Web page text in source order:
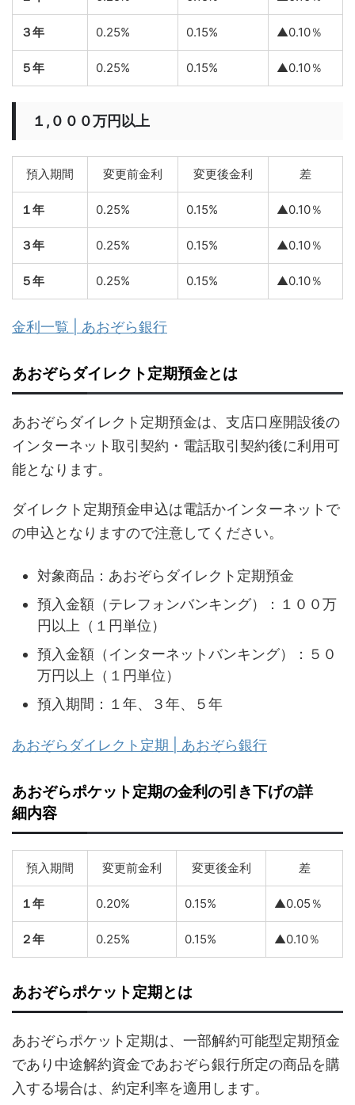
３年 0.25% 0.15% ▲0.10％
５年 0.25% 0.15% ▲0.10％
１,０００万円以上
預入期間 変更前金利 変更後金利 差
１年 0.25% 0.15% ▲0.10％
３年 0.25% 0.15% ▲0.10％
５年 0.25% 0.15% ▲0.10％
金利一覧 | あおぞら銀行
あおぞらダイレクト定期預金とは
あおぞらダイレクト定期預金は、支店口座開設後の
インターネット取引契約・電話取引契約後に利用可
能となります。
ダイレクト定期預金申込は電話かインターネットで
の申込となりますので注意してください。
対象商品：あおぞらダイレクト定期預金
預入金額（テレフォンバンキング）：１００万
円以上（１円単位）
預入金額（インターネットバンキング）：５０
万円以上（１円単位）
預入期間：１年、３年、５年
あおぞらダイレクト定期 | あおぞら銀行
あおぞらポケット定期の金利の引き下げの詳
細内容
預入期間 変更前金利 変更後金利 差
１年 0.20% 0.15% ▲0.05％
２年 0.25% 0.15% ▲0.10％
あおぞらポケット定期とは
あおぞらポケット定期は、一部解約可能型定期預金
であり中途解約資金であおぞら銀行所定の商品を購
入する場合は、約定利率を適用します。